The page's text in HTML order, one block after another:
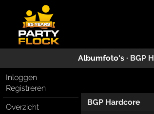
Albumfoto's · BGP
Inloggen
Registreren
Overzicht
BGP Hardcore